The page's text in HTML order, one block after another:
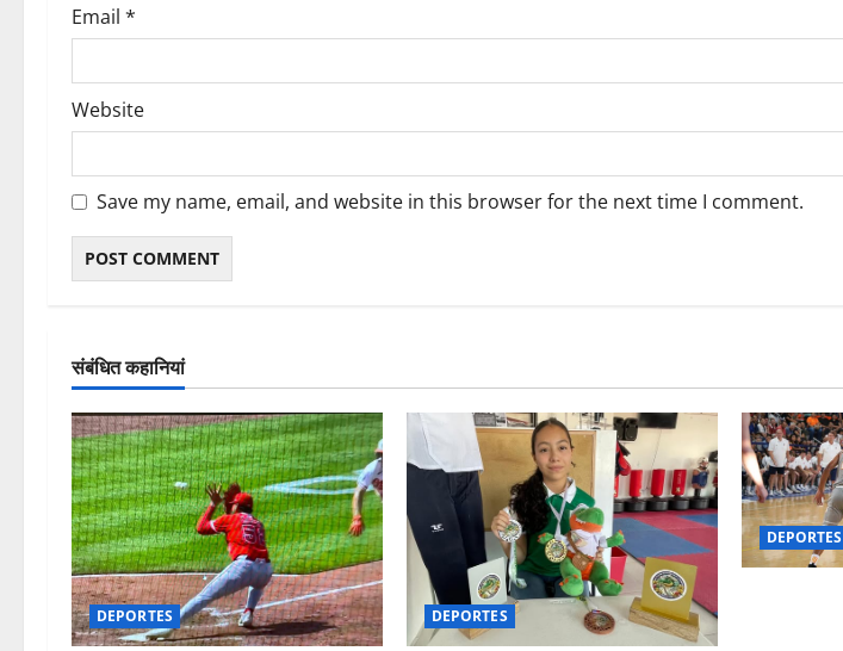
Email *
Website
Save my name, email, and website in this browser for the next time I comment.
संबंधित कहानियां
DEPORTES DEPORTES
DEPORTES